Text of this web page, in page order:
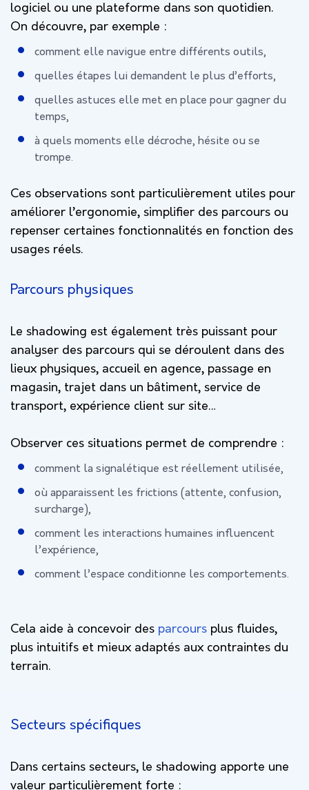
logiciel ou une plateforme dans son quotidien.
On découvre, par exemple :
comment elle navigue entre différents outils,
quelles étapes lui demandent le plus d’efforts,
quelles astuces elle met en place pour gagner du
temps,
à quels moments elle décroche, hésite ou se
trompe.
Ces observations sont particulièrement utiles pour
améliorer l’ergonomie, simplifier des parcours ou
repenser certaines fonctionnalités en fonction des
usages réels.
Parcours physiques
Le shadowing est également très puissant pour
analyser des parcours qui se déroulent dans des
lieux physiques, accueil en agence, passage en
magasin, trajet dans un bâtiment, service de
transport, expérience client sur site…
Observer ces situations permet de comprendre :
comment la signalétique est réellement utilisée,
où apparaissent les frictions (attente, confusion,
surcharge),
comment les interactions humaines influencent
l’expérience,
comment l’espace conditionne les comportements.
Cela aide à concevoir des parcours plus fluides,
plus intuitifs et mieux adaptés aux contraintes du
terrain.
Secteurs spécifiques
Dans certains secteurs, le shadowing apporte une
valeur particulièrement forte :